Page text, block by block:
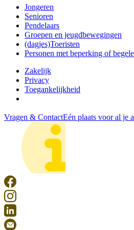
Jongeren
Senioren
Pendelaars
Groepen en jeugdbewegingen
(dagjes)Toeristen
Personen met beperking of
Zakelijk
Privacy
Toegankelijkheid
Vragen & ContactEén plaats voor al je